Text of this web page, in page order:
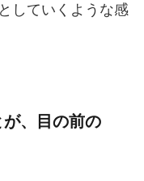
していくような感
、目の前の